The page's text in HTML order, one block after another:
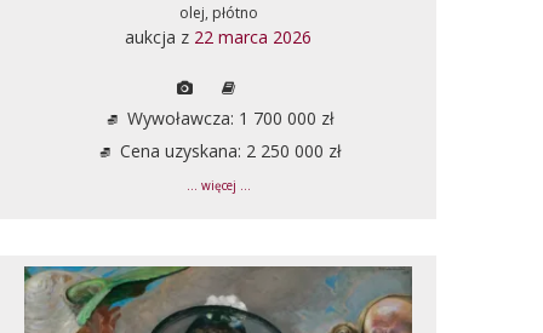
olej, płótno
aukcja z 22 marca 2026
Wywoławcza: 1 700 000 zł
Cena uzyskana: 2 250 000 zł
... więcej ...